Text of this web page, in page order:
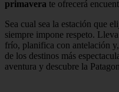
primavera te ofrecerá
Sea cual sea la estación que
siempre impone respeto.
frío, planifica con antelación
de los destinos más
aventura y descubre la